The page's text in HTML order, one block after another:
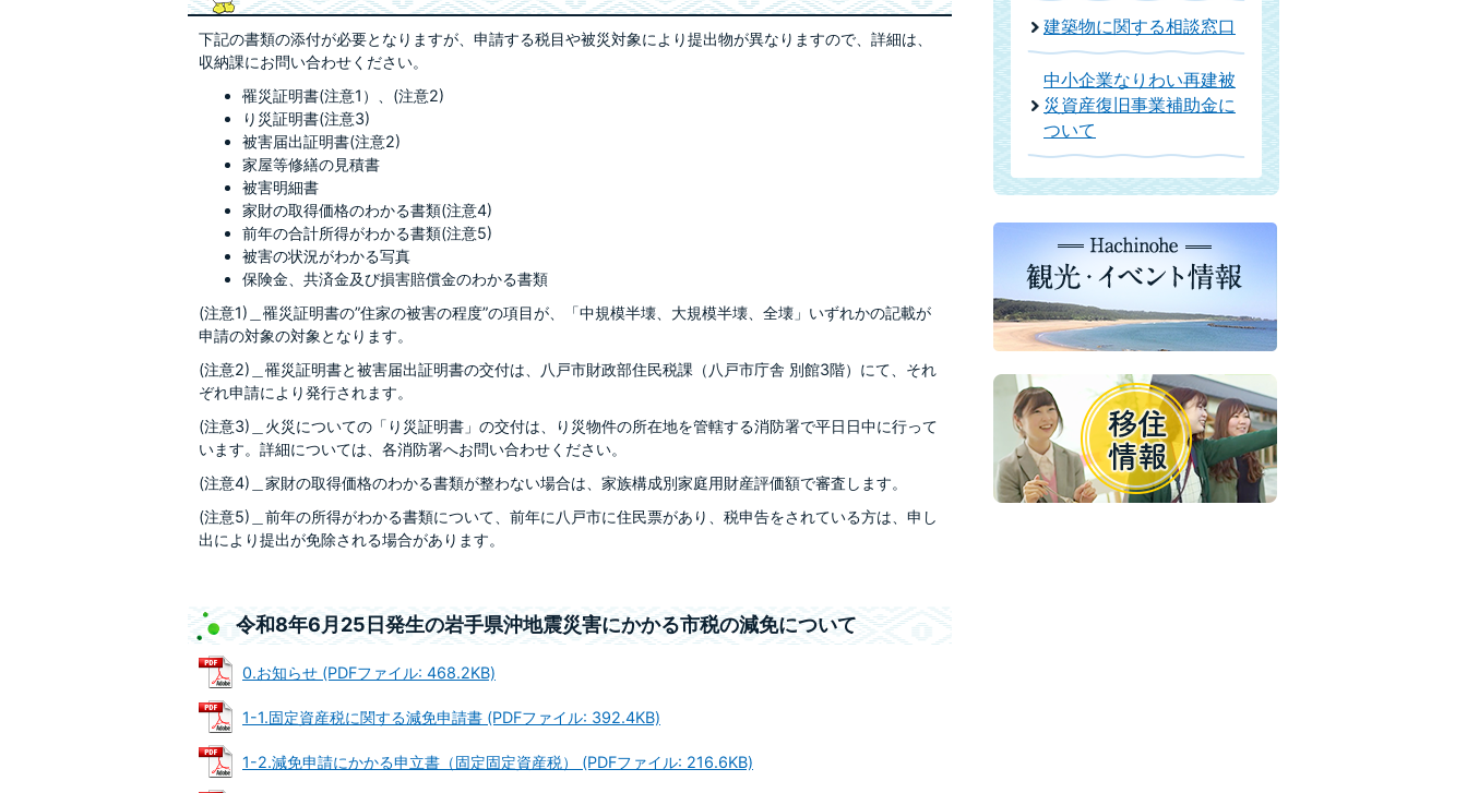
下記の書類の添付が必要となりますが、申請する税目や被災対象により提出物が異なりますので、詳細は、
収納課にお問い合わせください。
罹災証明書(注意1）、(注意2)
り災証明書(注意3)
被害届出証明書(注意2)
家屋等修繕の見積書
被害明細書
家財の取得価格のわかる書類(注意4)
前年の合計所得がわかる書類(注意5)
被害の状況がわかる写真
保険金、共済金及び損害賠償金のわかる書類
(注意1)＿罹災証明書の”住家の被害の程度”の項目が、「中規模半壊、大規模半壊、全壊」いずれかの記載が
申請の対象の対象となります。
(注意2)＿罹災証明書と被害届出証明書の交付は、八戸市財政部住民税課（八戸市庁舎 別館3階）にて、それ
ぞれ申請により発行されます。
(注意3)＿火災についての「り災証明書」の交付は、り災物件の所在地を管轄する消防署で平日日中に行って
います。詳細については、各消防署へお問い合わせください。
(注意4)＿家財の取得価格のわかる書類が整わない場合は、家族構成別家庭用財産評価額で審査します。
(注意5)＿前年の所得がわかる書類について、前年に八戸市に住民票があり、税申告をされている方は、申し
出により提出が免除される場合があります。
令和8年6月25日発生の岩手県沖地震災害にかかる市税の減免について
0.お知らせ (PDFファイル: 468.2KB)
1-1.固定資産税に関する減免申請書 (PDFファイル: 392.4KB)
1-2.減免申請にかかる申立書（固定固定資産税） (PDFファイル: 216.6KB)
建築物に関する相談窓口
中小企業なりわい再建被
災資産復旧事業補助金に
ついて